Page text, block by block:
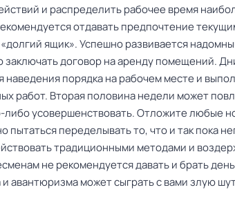
и распределить рабочее время
отдавать предпочтение
ящик». Успешно развивается
договор на аренду помещений.
наведения порядка на рабочем месте и
работ. Вторая половина недели может
либо усовершенствовать. Отложите любые
пытаться переделывать то, что и так пока
традиционными методами и
не рекомендуется давать и брать
и авантюризма может сыграть с вами злую